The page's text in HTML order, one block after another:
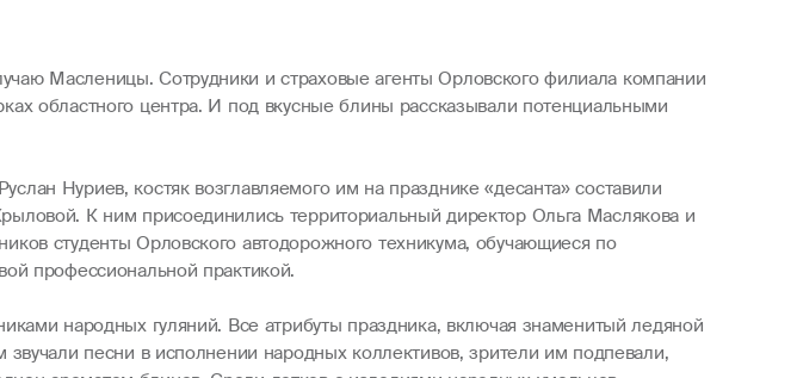
Масленицы. Сотрудники и страховые агенты Орловского филиала компании
областного центра. И под вкусные блины рассказывали потенциальными
Нуриев, костяк возглавляемого им на празднике «десанта» составили
К ним присоединились территориальный директор Ольга Маслякова и
студенты Орловского автодорожного техникума, обучающиеся по
профессиональной практикой.
народных гуляний. Все атрибуты праздника, включая знаменитый ледяной
песни в исполнении народных коллективов, зрители им подпевали,